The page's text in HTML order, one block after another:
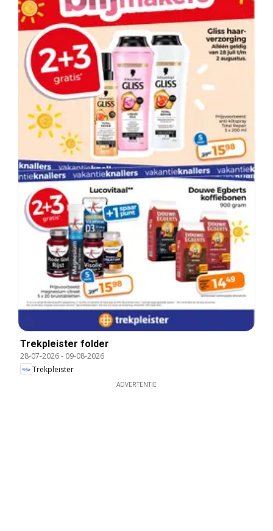
Trekpleister folder
28-07-2026- 09-08-2026
Trekpleister
ADVERTENTIE